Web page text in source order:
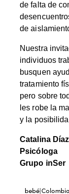
de falta de
de
Nuestra
individuos
busquen
tratamiento
pero sobre
les robe la
y la
Catalina
Psicóloga
Grupo inSer